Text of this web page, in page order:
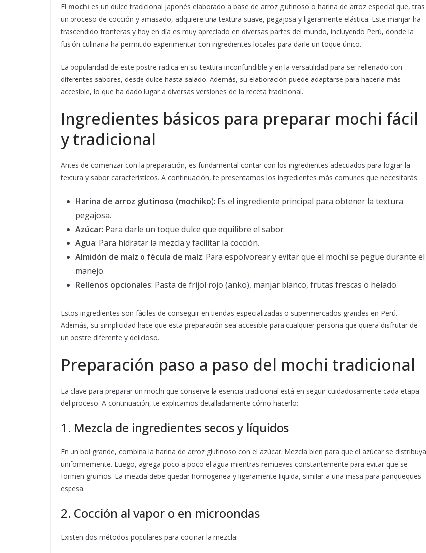
El mochi es un dulce tradicional japonés elaborado a base de arroz glutinoso o harina de arroz especial que, tras
un proceso de cocción y amasado, adquiere una textura suave, pegajosa y ligeramente elástica. Este manjar ha
trascendido fronteras y hoy en día es muy apreciado en diversas partes del mundo, incluyendo Perú, donde la
fusión culinaria ha permitido experimentar con ingredientes locales para darle un toque único.
La popularidad de este postre radica en su textura inconfundible y en la versatilidad para ser rellenado con
diferentes sabores, desde dulce hasta salado. Además, su elaboración puede adaptarse para hacerla más
accesible, lo que ha dado lugar a diversas versiones de la receta tradicional.
Ingredientes básicos para preparar mochi fácil
y tradicional
Antes de comenzar con la preparación, es fundamental contar con los ingredientes adecuados para lograr la
textura y sabor característicos. A continuación, te presentamos los ingredientes más comunes que necesitarás:
Harina de arroz glutinoso (mochiko): Es el ingrediente principal para obtener la textura
pegajosa.
Azúcar: Para darle un toque dulce que equilibre el sabor.
Agua: Para hidratar la mezcla y facilitar la cocción.
Almidón de maíz o fécula de maíz: Para espolvorear y evitar que el mochi se pegue durante el
manejo.
Rellenos opcionales: Pasta de frijol rojo (anko), manjar blanco, frutas frescas o helado.
Estos ingredientes son fáciles de conseguir en tiendas especializadas o supermercados grandes en Perú.
Además, su simplicidad hace que esta preparación sea accesible para cualquier persona que quiera disfrutar de
un postre diferente y delicioso.
Preparación paso a paso del mochi tradicional
La clave para preparar un mochi que conserve la esencia tradicional está en seguir cuidadosamente cada etapa
del proceso. A continuación, te explicamos detalladamente cómo hacerlo:
1. Mezcla de ingredientes secos y líquidos
En un bol grande, combina la harina de arroz glutinoso con el azúcar. Mezcla bien para que el azúcar se distribuya
uniformemente. Luego, agrega poco a poco el agua mientras remueves constantemente para evitar que se
formen grumos. La mezcla debe quedar homogénea y ligeramente líquida, similar a una masa para panqueques
espesa.
2. Cocción al vapor o en microondas
Existen dos métodos populares para cocinar la mezcla: